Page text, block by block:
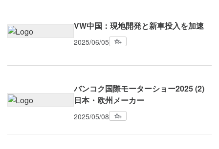
VW中国：現地開発と新車投入を加速
2025/06/05
バンコク国際モーターショー2025 (2)
日本・欧州メーカー
2025/05/08